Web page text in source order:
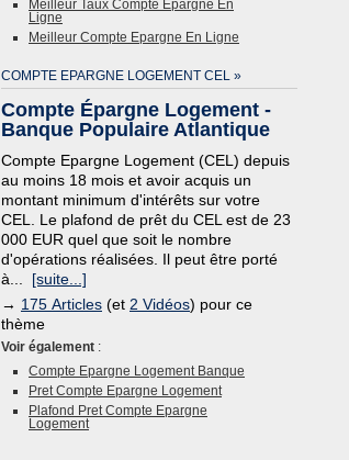
Meilleur Taux Compte Epargne En
Ligne
Meilleur Compte Epargne En Ligne
COMPTE EPARGNE LOGEMENT CEL »
Compte Épargne Logement -
Banque Populaire Atlantique
Compte Epargne Logement (CEL) depuis
au moins 18 mois et avoir acquis un
montant minimum d'intérêts sur votre
CEL. Le plafond de prêt du CEL est de 23
000 EUR quel que soit le nombre
d'opérations réalisées. Il peut être porté
à... [suite...]
→ 175 Articles (et 2 Vidéos) pour ce
thème
Voir également :
Compte Epargne Logement Banque
Pret Compte Epargne Logement
Plafond Pret Compte Epargne
Logement